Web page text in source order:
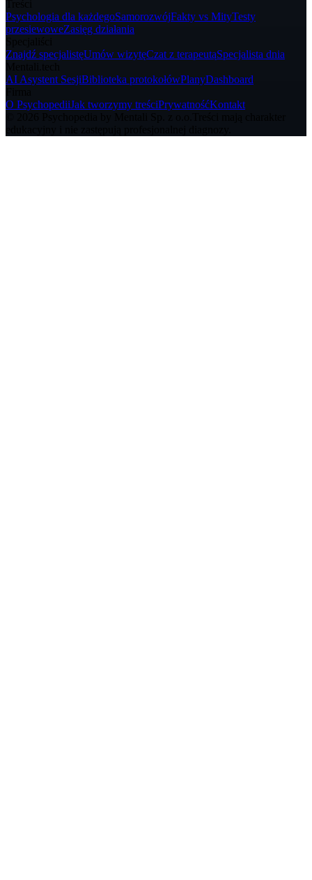
Psychologia dla każdegoSamorozwójFakty vs MityTesty
przesiewoweZasięg działania
Znajdź specjalistęUmów wizytęCzat z terapeutąSpecjalista dnia
AI Asystent SesjiBiblioteka protokołówPlanyDashboard
O PsychopediiJak tworzymy treściPrywatnośćKontakt